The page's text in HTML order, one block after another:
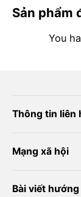
Sản phẩm
You
Thông tin liên
Mạng xã hội
Bài viết hướng